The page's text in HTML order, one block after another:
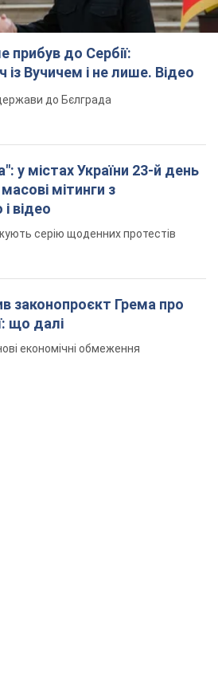
прибув до Сербії:
із Вучичем і не лише. Відео
до Бєлграда
у містах України 23-й день
мітинги з
відео
серію щоденних протестів
законопроєкт Грема про
що далі
економічні обмеження